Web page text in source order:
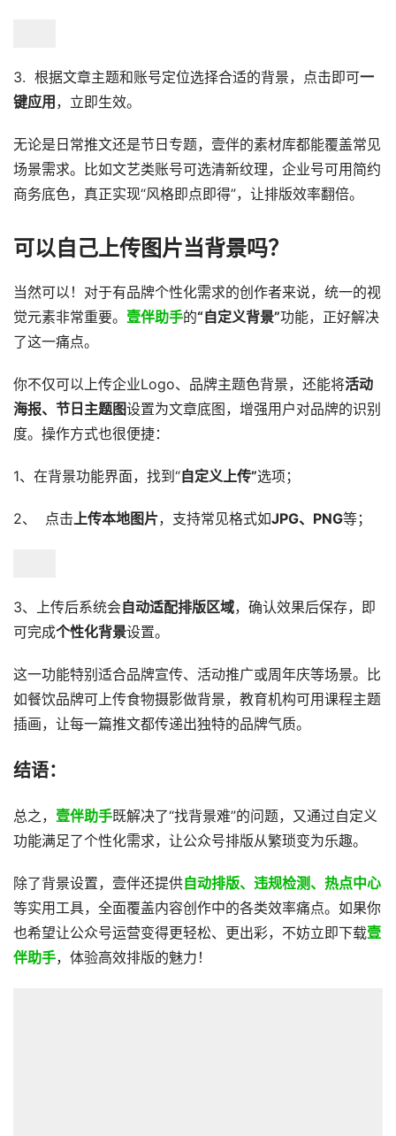
3. 根据文章主题和账号定位选择合适的背景，点击即可一
键应用 ，立即生效。
无论是日常推文还是节日专题，壹伴的素材库都能覆盖常见
场景需求。比如文艺类账号可选清新纹理，企业号可用简约
商务底色，真正实现“风格即点即得”，让排版效率翻倍。
可以自己上传图片当背景吗？
当然可以！对于有品牌个性化需求的创作者来说，统一的视
觉元素非常重要。 壹伴助手的“自定义背景”功能，正好解决
了这一痛点。
你不仅可以上传企业Logo、品牌主题色背景，还能将活动
海报、节日主题图设置为文章底图，增强用户对品牌的识别
度。操作方式也很便捷：
1、在背景功能界面，找到“自定义上传”选项；
2、 点击上传本地图片，支持常见格式如JPG、PNG等；
3、上传后系统会自动适配排版区域，确认效果后保存，即
可完成个性化背景设置。
这一功能特别适合品牌宣传、活动推广或周年庆等场景。比
如餐饮品牌可上传食物摄影做背景，教育机构可用课程主题
插画，让每一篇推文都传递出独特的品牌气质。
结语：
总之， 壹伴助手既解决了“找背景难”的问题，又通过自定义
功能满足了个性化需求，让公众号排版从繁琐变为乐趣。
除了背景设置，壹伴还提供自动排版、违规检测、热点中心
等实用工具，全面覆盖内容创作中的各类效率痛点。如果你
也希望让公众号运营变得更轻松、更出彩，不妨立即下载壹
伴助手，体验高效排版的魅力！